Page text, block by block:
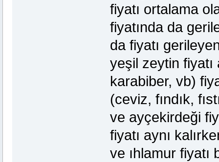
fiyatı ortalama
fiyatında da
da fiyatı
yeşil zeytin fiyatı
karabiber, vb)
(ceviz, fındık,
ve ayçekirdeği
fiyatı aynı
ve ıhlamur